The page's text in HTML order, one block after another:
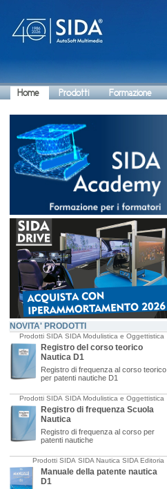
Home Prodotti Formazione
NOVITA' PRODOTTI
Prodotti SIDA SIDA Modulistica e Oggettistica
Registro del corso teorico
Nautica D1
Registro di frequenza al corso teorico
per patenti nautiche D1
Prodotti SIDA SIDA Modulistica e Oggettistica
Registro di frequenza Scuola
Nautica
Registro di frequenza al corso per
patenti nautiche
Prodotti SIDA SIDA Nautica SIDA Editoria
Manuale della patente nautica
D1